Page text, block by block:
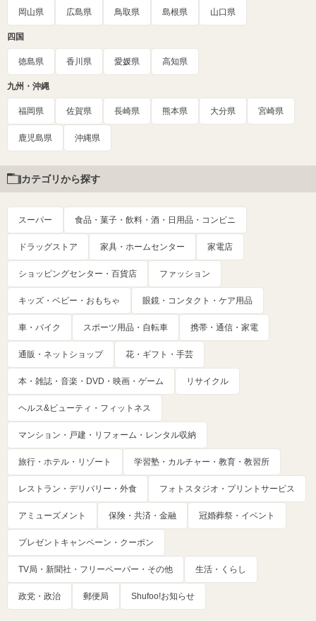
岡山県 広島県 鳥取県 島根県 山口県
四国
徳島県 香川県 愛媛県 高知県
九州・沖縄
福岡県 佐賀県 長崎県 熊本県 大分県 宮崎県
鹿児島県 沖縄県
カテゴリから探す
スーパー 食品・菓子・飲料・酒・日用品・コンビニ
ドラッグストア 家具・ホームセンター 家電店
ショッピングセンター・百貨店 ファッション
キッズ・ベビー・おもちゃ 眼鏡・コンタクト・ケア用品
車・バイク スポーツ用品・自転車 携帯・通信・家電
通販・ネットショップ 花・ギフト・手芸
本・雑誌・音楽・DVD・映画・ゲーム リサイクル
ヘルス&ビューティ・フィットネス
マンション・戸建・リフォーム・レンタル収納
旅行・ホテル・リゾート 学習塾・カルチャー・教育・教習所
レストラン・デリバリー・外食 フォトスタジオ・プリントサービス
アミューズメント 保険・共済・金融 冠婚葬祭・イベント
プレゼントキャンペーン・クーポン
TV局・新聞社・フリーペーパー・その他 生活・くらし
政党・政治 郵便局 Shufoo!お知らせ